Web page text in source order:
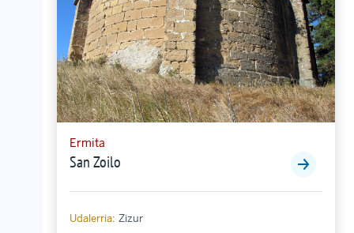
Ermita
San Zoilo
Udalerria: Zizur